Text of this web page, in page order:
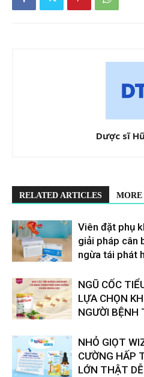
Dược sĩ
RELATED ARTICLES
Viên đặt phụ
giải pháp cân
ngừa tái phát
​​NGŨ CỐC
LỰA CHỌN
NGƯỜI BỆNH
NHỎ GIỌT
CƯỜNG HẤP
LỚN THẬT